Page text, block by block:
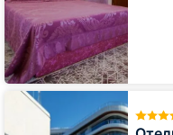
Отель
LUCIANO
WELLNESS